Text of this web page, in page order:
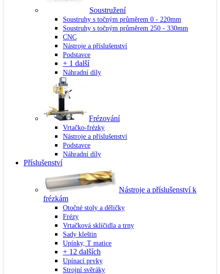
Soustružení
Soustruhy s točným průměrem 0 - 220mm
Soustruhy s točným průměrem 250 - 330mm
CNC
Nástroje a příslušenství
Podstavce
+ 1 další
Náhradní díly
Frézování
Vrtačko-frézky
Nástroje a příslušenství
Podstavce
Náhradní díly
Příslušenství
Nástroje a příslušenství k
frézkám
Otočné stoly a děličky
Frézy
Vrtačková sklíčidla a trny
Sady kleštin
Upínky, T matice
+ 12 dalších
Upínací prvky
Strojní svěráky